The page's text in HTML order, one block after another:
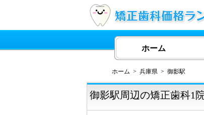
ホーム
ホーム 兵庫県 御影駅
御影駅周辺の矯正歯科1